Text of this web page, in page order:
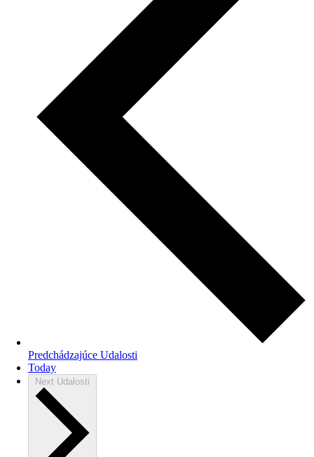
Predchádzajúce Udalosti
Today
Next Udalosti